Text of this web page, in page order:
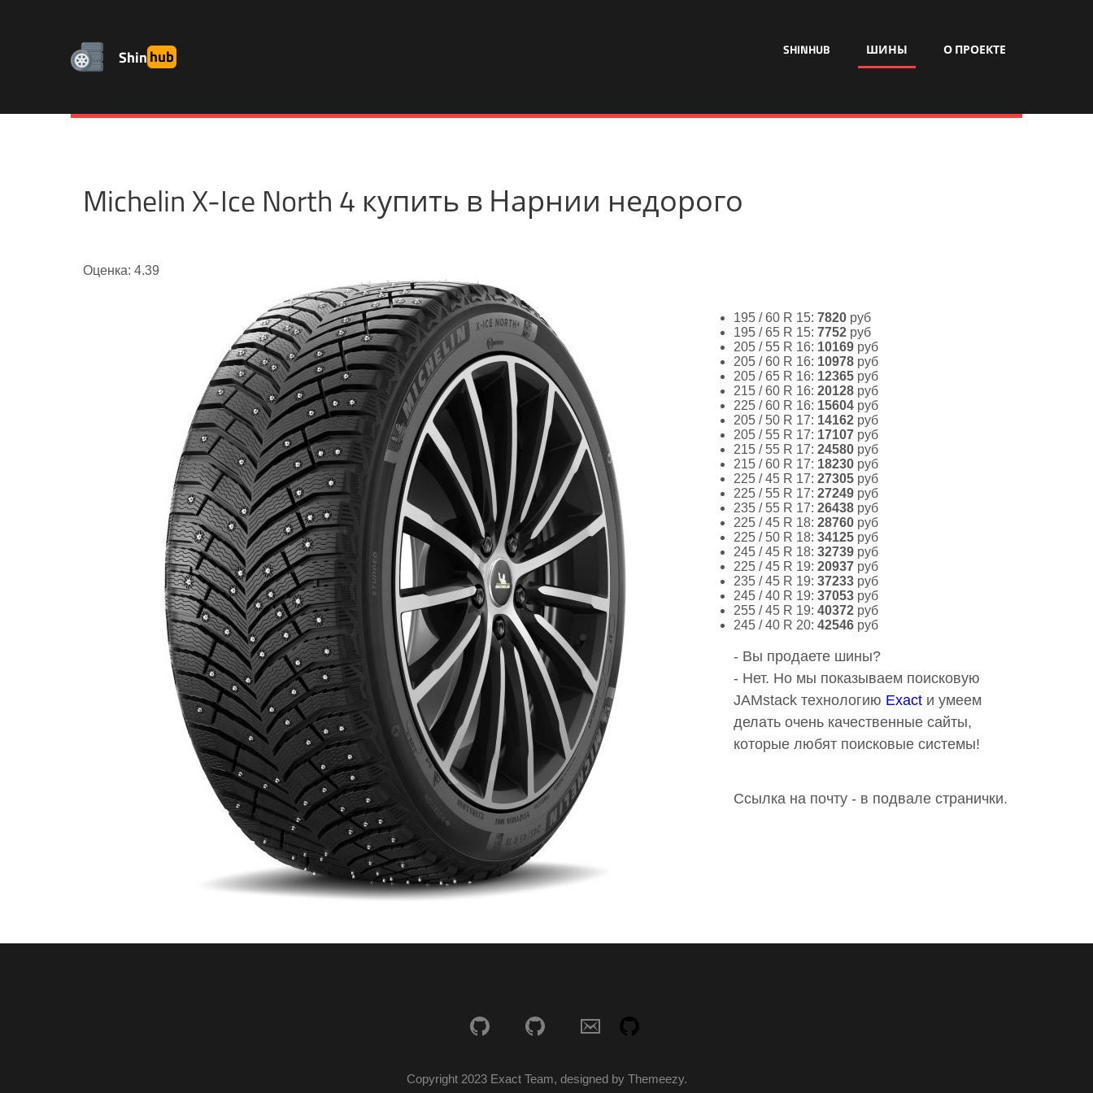
Shinhub SHINHUB ШИНЫ О ПРОЕКТЕ
Michelin X-Ice North 4 купить в Нарнии недорого
Оценка: 4.39
195 / 60 R 15: 7820 руб
195 / 65 R 15: 7752 руб
205 / 55 R 16: 10169 руб
205 / 60 R 16: 10978 руб
205 / 65 R 16: 12365 руб
215 / 60 R 16: 20128 руб
225 / 60 R 16: 15604 руб
205 / 50 R 17: 14162 руб
205 / 55 R 17: 17107 руб
215 / 55 R 17: 24580 руб
215 / 60 R 17: 18230 руб
225 / 45 R 17: 27305 руб
225 / 55 R 17: 27249 руб
235 / 55 R 17: 26438 руб
225 / 45 R 18: 28760 руб
225 / 50 R 18: 34125 руб
245 / 45 R 18: 32739 руб
225 / 45 R 19: 20937 руб
235 / 45 R 19: 37233 руб
245 / 40 R 19: 37053 руб
255 / 45 R 19: 40372 руб
245 / 40 R 20: 42546 руб
- Вы продаете шины?
- Нет. Но мы показываем поисковую
JAMstack технологию Exact и умеем
делать очень качественные сайты,
которые любят поисковые системы!
Ссылка на почту - в подвале странички.
Copyright 2023 Exact Team, designed by Themeezy.